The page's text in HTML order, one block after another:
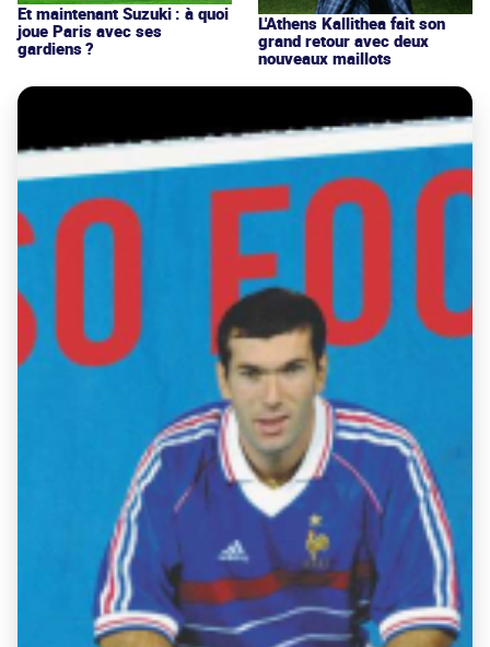
Et maintenant Suzuki : à quoi
joue Paris avec ses
gardiens ?
L'Athens Kallithea fait son
grand retour avec deux
nouveaux maillots